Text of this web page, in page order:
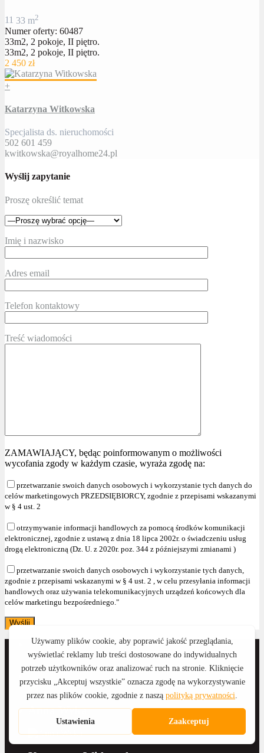
11 33 m2
Numer oferty: 60487
33m2, 2 pokoje, II piętro.
33m2, 2 pokoje, II piętro.
2 450 zł
+
Katarzyna Witkowska
Specjalista ds. nieruchomości
502 601 459
kwitkowska@royalhome24.pl
Wyślij zapytanie
Proszę określić temat
Imię i nazwisko
Adres email
Telefon kontaktowy
Treść wiadomości
ZAMAWIAJĄCY, będąc poinformowanym o możliwości
wycofania zgody w każdym czasie, wyraża zgodę na:
przetwarzanie swoich danych osobowych i wykorzystanie tych danych do
celów marketingowych PRZEDSIĘBIORCY, zgodnie z przepisami wskazanymi
w § 4 ust. 2
otrzymywanie informacji handlowych za pomocą środków komunikacji
elektronicznej, zgodnie z ustawą z dnia 18 lipca 2002r. o świadczeniu usług
drogą elektroniczną (Dz. U. z 2020r. poz. 344 z późniejszymi zmianami )
przetwarzanie swoich danych osobowych i wykorzystanie tych danych,
zgodnie z przepisami wskazanymi w § 4 ust. 2 , w celu przesyłania informacji
handlowych oraz używania telekomunikacyjnych urządzeń końcowych dla
celów marketingu bezpośredniego."
Anna Wyka